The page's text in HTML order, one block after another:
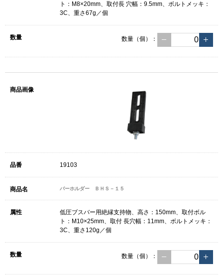
ト：M8×20mm、取付長 穴幅：9.5mm、ボルトメッキ：
3C、重さ67g／個
数量（個）：
19103
バーホルダー ＢＨＳ－１５
低圧ブスバー用絶縁支持物、高さ：150mm、取付ボル
ト：M10×25mm、取付 長穴幅：11mm、ボルトメッキ：
3C、重さ120g／個
数量（個）：